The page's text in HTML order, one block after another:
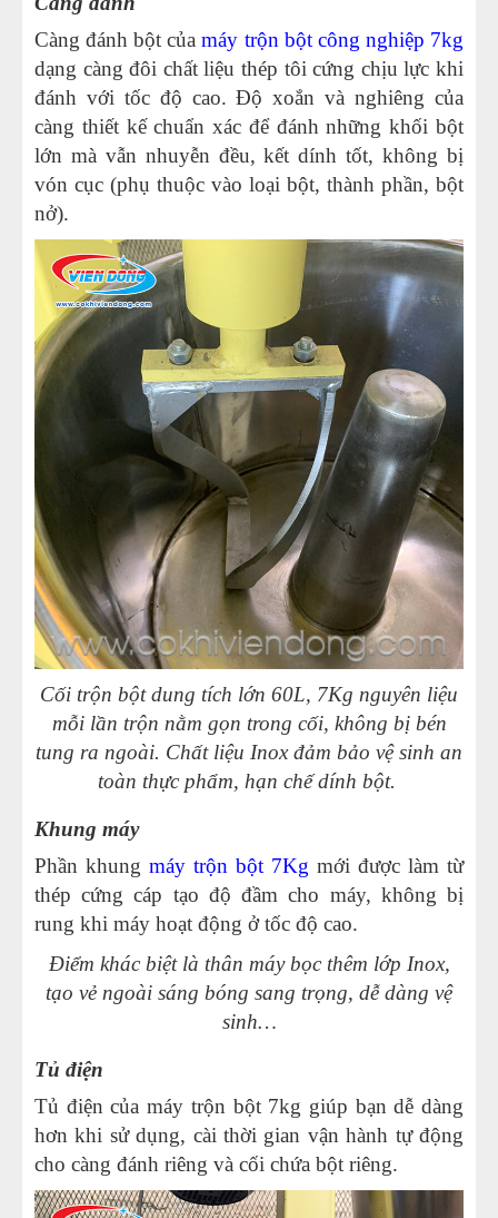
Càng đánh bột củamáy trộn bột công nghiệp 7kg
dạng càng đôi chất liệu thép tôi cứng chịu lực khi
đánh với tốc độ cao. Độ xoắn và nghiêng của
càng thiết kế chuẩn xác để đánh những khối bột
lớn mà vẫn nhuyễn đều, kết dính tốt, không bị
vón cục (phụ thuộc vào loại bột, thành phần, bột
nở).
Cối trộn bột dung tích lớn 60L, 7Kg nguyên liệu
mỗi lần trộn nằm gọn trong cối, không bị bén
tung ra ngoài. Chất liệu Inox đảm bảo vệ sinh an
toàn thực phẩm, hạn chế dính bột.
Khung máy
Phần khung máy trộn bột 7Kg mới được làm từ
thép cứng cáp tạo độ đầm cho máy, không bị
rung khi máy hoạt động ở tốc độ cao.
Điểm khác biệt là thân máy bọc thêm lớp Inox,
tạo vẻ ngoài sáng bóng sang trọng, dễ dàng vệ
sinh…
Tủ điện
Tủ điện của máy trộn bột 7kg giúp bạn dễ dàng
hơn khi sử dụng, cài thời gian vận hành tự động
cho càng đánh riêng và cối chứa bột riêng.